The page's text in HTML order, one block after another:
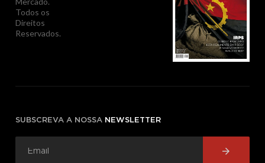
Todos os
Direitos
Reservados.
SUBSCREVA A NOSSA NEWSLETTER